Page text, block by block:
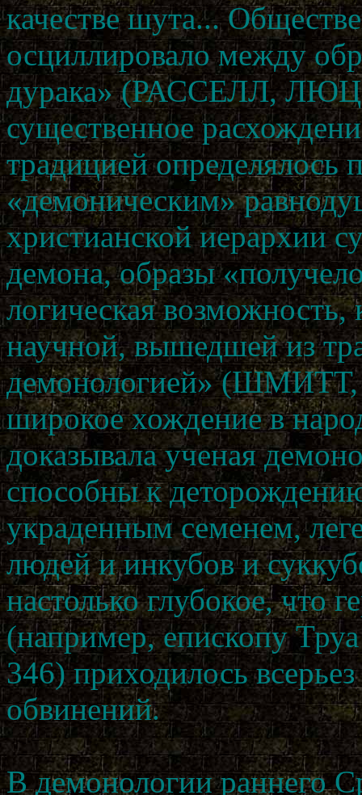
качестве шута...
осциллировало между
дурака» (РАССЕЛЛ,
существенное
традицией определялось
«демоническим»
христианской иерархии
демона, образы
логическая возможность,
научной, вышедшей из
демонологией» (ШМИТТ,
широкое хождение в
доказывала ученая
способны к
украденным семенем,
людей и инкубов и
настолько глубокое, что
(например, епископу
346) приходилось
обвинений.
В демонологии раннего